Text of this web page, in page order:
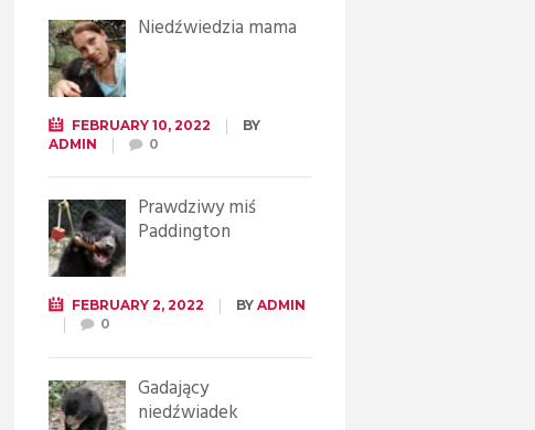
Niedźwiedzia mama
FEBRUARY 10, 2022
BY
ADMIN
0
Prawdziwy miś
Paddington
FEBRUARY 2, 2022 BY ADMIN
0
Gadający
niedźwiadek